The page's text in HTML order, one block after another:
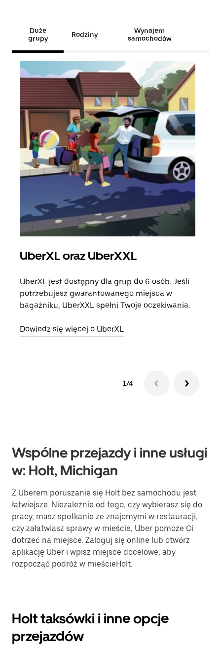
Duże
grupy
Rodziny
Wynajem
samochodów
UberXL oraz UberXXL
UberXL jest dostępny dla grup do 6 osób. Jeśli
potrzebujesz gwarantowanego miejsca w
bagażniku, UberXXL spełni Twoje oczekiwania.
Dowiedz się więcej o UberXL
1/4
Wspólne przejazdy i inne usługi
w: Holt, Michigan
Z Uberem poruszanie się Holt bez samochodu jest
łatwiejsze. Niezależnie od tego, czy wybierasz się do
pracy, masz spotkanie ze znajomymi w restauracji,
czy załatwiasz sprawy w mieście, Uber pomoże Ci
dotrzeć na miejsce. Zaloguj się online lub otwórz
aplikację Uber i wpisz miejsce docelowe, aby
rozpocząć podróż w mieścieHolt.
Holt taksówki i inne opcje
przejazdów